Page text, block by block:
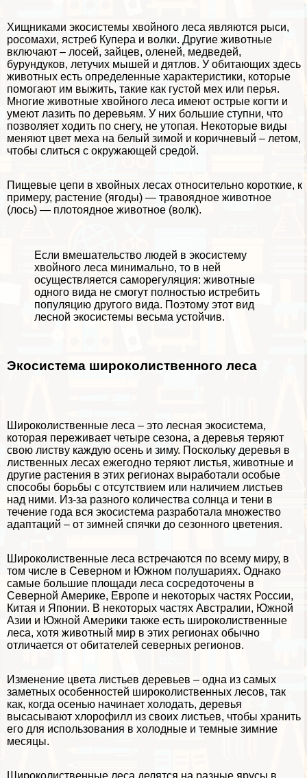
Хищниками экосистемы хвойного леса являются рыси,
росомахи, ястреб Купера и волки. Другие животные
включают – лосей, зайцев, оленей, медведей,
бурундуков, летучих мышей и дятлов. У обитающих здесь
животных есть определенные хаpaктеристики, которые
помогают им выжить, такие как густой мех или перья.
Многие животные хвойного леса имеют острые когти и
умеют лазить по деревьям. У них большие ступни, что
позволяет ходить по снегу, не утопая. Некоторые виды
меняют цвет меха на белый зимой и коричневый – летом,
чтобы слиться с окружающей средой.
Пищевые цепи в хвойных лесах относительно короткие, к
примеру, растение (ягоды) — травоядное животное
(лось) — плотоядное животное (волк).
Если вмешательство людей в экосистему
хвойного леса минимально, то в ней
осуществляется саморегуляция: животные
одного вида не смогут полностью истребить
популяцию другого вида. Поэтому этот вид
лесной экосистемы весьма устойчив.
Экосистема широколиственного леса
Широколиственные леса – это лесная экосистема,
которая переживает четыре сезона, а деревья теряют
свою листву каждую осень и зиму. Поскольку деревья в
лиственных лесах ежегодно теряют листья, животные и
другие растения в этих регионах выработали особые
способы борьбы с отсутствием или наличием листьев
над ними. Из-за разного количества солнца и тени в
течение года вся экосистема разработала множество
адаптаций – от зимней спячки до сезонного цветения.
Широколиственные леса встречаются по всему миру, в
том числе в Северном и Южном полушариях. Однако
самые большие площади леса сосредоточены в
Северной Америке, Европе и некоторых частях России,
Китая и Японии. В некоторых частях Австралии, Южной
Азии и Южной Америки также есть широколиственные
леса, хотя животный мир в этих регионах обычно
отличается от обитателей северных регионов.
Изменение цвета листьев деревьев – одна из самых
заметных особенностей широколиственных лесов, так
как, когда осенью начинает холодать, деревья
высасывают хлорофилл из своих листьев, чтобы хранить
его для использования в холодные и темные зимние
месяцы.
Широколиственные леса делятся на разные ярусы в